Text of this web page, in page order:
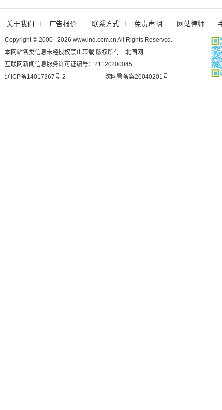
关于我们 广告报价 联系方式 免责声明 网站律师
Copyright © 2000 - 2026 www.lnd.com.cn All Rights Reserved.
本网站各类信息未经授权禁止转载 版权所有 北国网
互联网新闻信息服务许可证编号：21120200045
辽ICP备14017367号-2
沈网警备案20040201号